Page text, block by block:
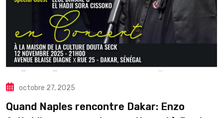
octobre 27, 2025
Quand Naples rencontre Dakar: Enzo